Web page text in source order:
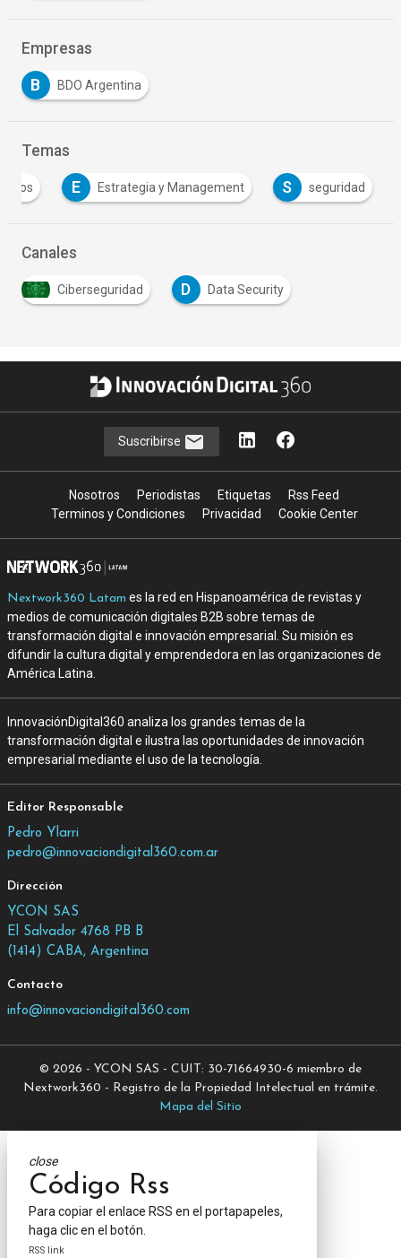
Empresas
B BDO Argentina
Temas
datos E Estrategia y Management S seguridad
Canales
Ciberseguridad D Data Security
Suscribirse
Nosotros Periodistas Etiquetas
Rss Feed
Terminos y Condiciones
Privacidad Cookie Center
Nextwork360 Latam es la red en Hispanoamérica de revistas y
medios de comunicación digitales B2B sobre temas de
transformación digital e innovación empresarial. Su misión es
difundir la cultura digital y emprendedora en las organizaciones de
América Latina.
InnovaciónDigital360 analiza los grandes temas de la
transformación digital e ilustra las oportunidades de innovación
empresarial mediante el uso de la tecnología.
Editor Responsable
Pedro Ylarri
pedro@innovaciondigital360.com.ar
Dirección
YCON SAS
El Salvador 4768 PB B
(1414) CABA, Argentina
Contacto
info@innovaciondigital360.com
© 2026 - YCON SAS - CUIT: 30-71664930-6 miembro de
Nextwork360 - Registro de la Propiedad Intelectual en trámite.
Mapa del Sitio
close
Código Rss
Para copiar el enlace RSS en el portapapeles,
haga clic en el botón.
RSS link